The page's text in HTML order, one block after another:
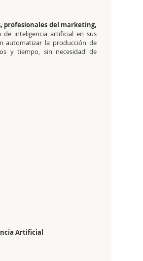
profesionales del marketing,
inteligencia artificial en sus
automatizar la producción de
y tiempo, sin necesidad de
Artificial